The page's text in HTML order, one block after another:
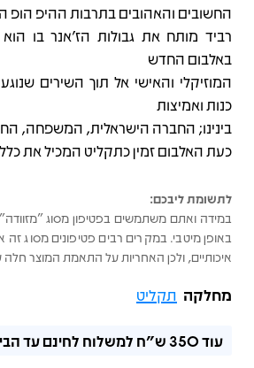
החשובים והאהובים בתרבות ההיפ הופ
רביד מותח את גבולות הז'אנר בו
באלבום החדש
המוזיקלי והאישי אל תוך השירים
כנות ואמיצות
בינינו; החברה הישראלית, המשפחה,
כעת האלבום זמין כתקליט המכיל את
לתשומת ליבכם:
במידה ואתם משתמשים בפטיפון מסוג "מזוודה",
באופן מיטבי. במקרים רבים פטיפונים מסוג
איכותיים, ולכן האחריות על התאמת המוצר
מחלקה תקליט
עוד350 ש"ח למשלוח לחינם עד